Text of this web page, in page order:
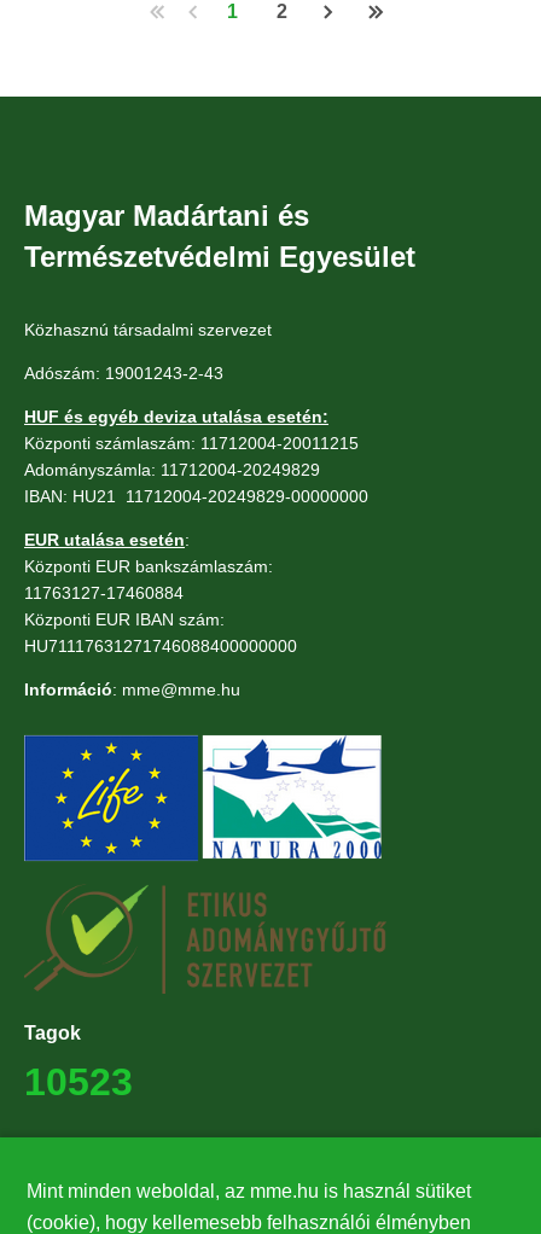
1 2
Magyar Madártani és
Természetvédelmi Egyesület
Közhasznú társadalmi szervezet
Adószám: 19001243-2-43
HUF és egyéb deviza utalása esetén:
Központi számlaszám: 11712004-20011215
Adományszámla: 11712004-20249829
IBAN: HU21 11712004-20249829-00000000
EUR utalása esetén:
Központi EUR bankszámlaszám:
11763127-17460884
Központi EUR IBAN szám:
HU71117631271746088400000000
Információ: mme@mme.hu
Tagok
10523
27224
Mint minden weboldal, az mme.hu is használ sütiket
(cookie), hogy kellemesebb felhasználói élményben